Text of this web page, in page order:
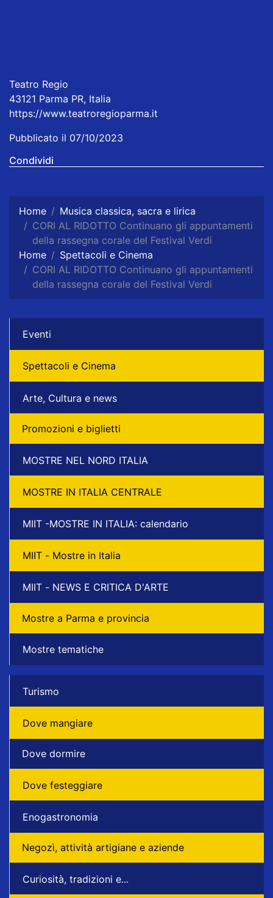
Teatro Regio
43121 Parma PR, Italia
https://www.teatroregioparma.it
Pubblicato il 07/10/2023
Condividi
Home
Musica classica, sacra e lirica
CORI AL RIDOTTO Continuano gli appuntamenti
della rassegna corale del Festival Verdi
Home
Spettacoli e Cinema
CORI AL RIDOTTO Continuano gli appuntamenti
della rassegna corale del Festival Verdi
Eventi
Spettacoli e Cinema
Arte, Cultura e news
Promozioni e biglietti
MOSTRE NEL NORD ITALIA
MOSTRE IN ITALIA CENTRALE
MIIT -MOSTRE IN ITALIA: calendario
MIIT - Mostre in Italia
MIIT - NEWS E CRITICA D'ARTE
Mostre a Parma e provincia
Mostre tematiche
Turismo
Dove mangiare
Dove dormire
Dove festeggiare
Enogastronomia
Negozì, attività artigiane e aziende
Curiosità, tradizioni e...